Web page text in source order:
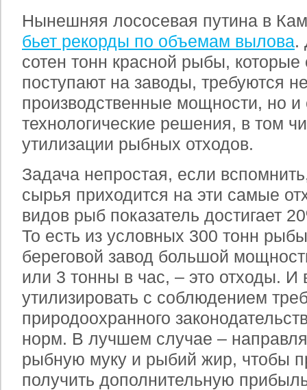
Нынешняя лососевая путина в
бьет рекорды по объемам вылова.
сотен тонн красной рыбы, которые
поступают на заводы, требуются
производственные мощности, но
технологические решения, в том
утилизации рыбных отходов.
Задача непростая, если
сырья приходится на эти самые
видов рыб показатель достигает
То есть из условных 300 тонн
береговой завод большой
или 3 тонны в час, – это отходы. И
утилизировать с соблюдением
природоохранного
норм. В лучшем случае –
рыбную муку и рыбий жир, чтобы
получить дополнительную